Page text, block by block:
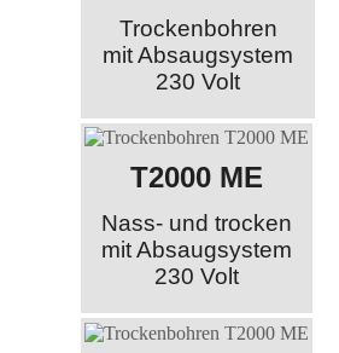
Trockenbohren
mit Absaugsystem
230 Volt
T2000 ME
Nass- und trocken
mit Absaugsystem
230 Volt